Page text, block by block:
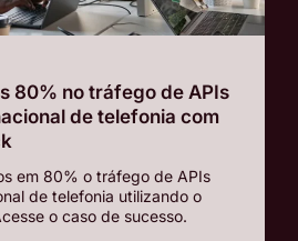
80% no tráfego de APIs
de telefonia com
em 80% o tráfego de APIs
de telefonia utilizando o
o caso de sucesso.